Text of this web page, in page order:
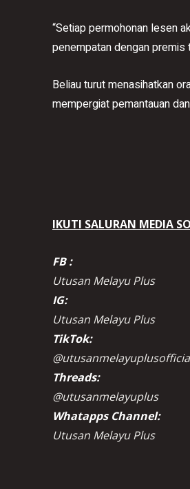
“Setiap permohonan lesen
penempatan dengan premis
Beliau turut menasihatkan
mempergiat pemantauan
IKUTI SALURAN MEDIA
FB :
Utusan Melayu Plus
IG:
Utusan Melayu Plus
TikTok:
Threads:
@utusanmelayuplus
Whatapps Channel:
Utusan Melayu Plus